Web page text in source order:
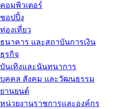
คอมพิวเตอร์
ชอปปิ้ง
ท่องเที่ยว
ธนาคาร และสถาบันการเงิน
ธุรกิจ
บันเทิงและนันทนาการ
บุคคล สังคม และวัฒนธรรม
ยานยนต์
หน่วยงานราชการและองค์กร